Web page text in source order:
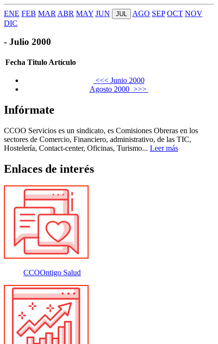
ENE FEB MAR ABR MAY JUN JUL AGO SEP OCT NOV
DIC
- Julio 2000
Fecha Titulo Artículo
<<< Junio 2000
Agosto 2000 >>>
Infórmate
CCOO Servicios es un sindicato, es Comisiones Obreras en los
sectores de Comercio, Financiero, administrativo, de las TIC,
Hostelería, Contact-center, Oficinas, Turismo... Leer más
Enlaces de interés
CCOOntigo Salud